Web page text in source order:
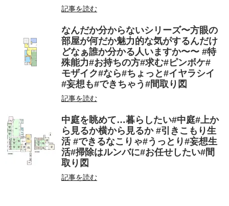
記事を読む
なんだか分からないシリーズ〜方眼の
部屋が何だか魅力的な気がするんだけ
どなぁ誰か分かる人いますか〜〜 #特
殊能力#お持ちの方#求む#ピンボケ#
モザイク#なら#ちょっと#イヤラシイ
#妄想も#できちゃう#間取り図
記事を読む
中庭を眺めて…暮らしたい#中庭#上か
ら見るか横から見るか #引きこもり生
活 #できるなこりゃ#うっとり#妄想生
活#掃除はルンバに#お任せしたい#間
取り図
記事を読む